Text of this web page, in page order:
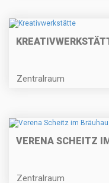
Zentralraum
VERENA SCHEITZ
Zentralraum